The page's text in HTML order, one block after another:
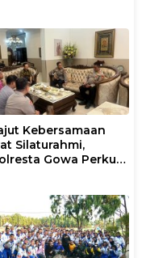
Kebersamaan
Silaturahmi,
Gowa Perkuat